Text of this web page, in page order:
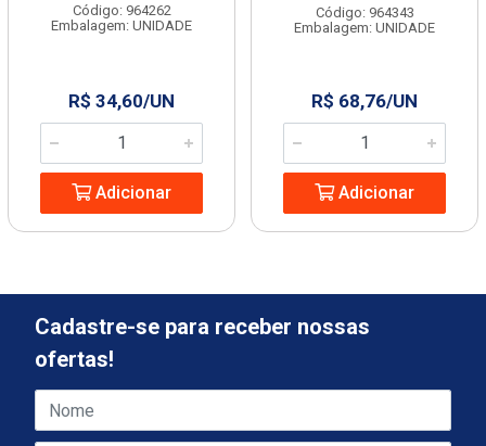
Código: 964262
Embalagem: UNIDADE
R$ 34,60/UN
Adicionar
Código: 964343
Embalagem: UNIDADE
R$ 68,76/UN
Adicionar
Cadastre-se para receber nossas
ofertas!